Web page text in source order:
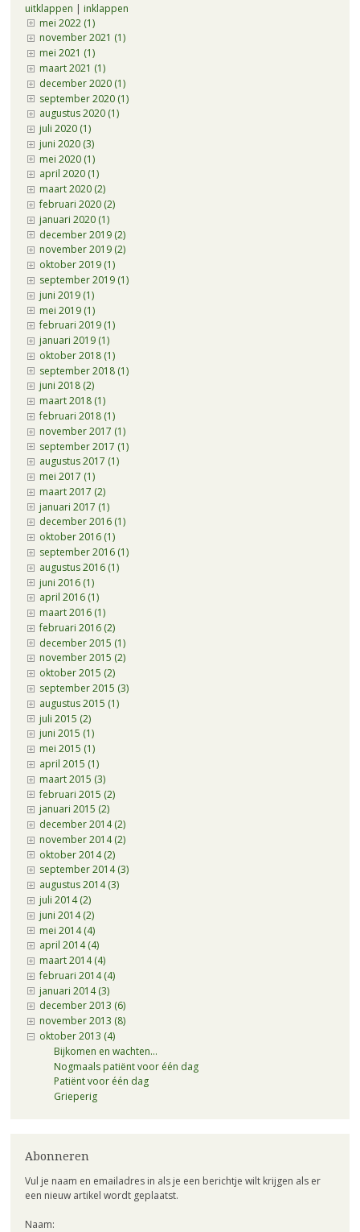
uitklappen | inklappen
mei 2022 (1)
november 2021 (1)
mei 2021 (1)
maart 2021 (1)
december 2020 (1)
september 2020 (1)
augustus 2020 (1)
juli 2020 (1)
juni 2020 (3)
mei 2020 (1)
april 2020 (1)
maart 2020 (2)
februari 2020 (2)
januari 2020 (1)
december 2019 (2)
november 2019 (2)
oktober 2019 (1)
september 2019 (1)
juni 2019 (1)
mei 2019 (1)
februari 2019 (1)
januari 2019 (1)
oktober 2018 (1)
september 2018 (1)
juni 2018 (2)
maart 2018 (1)
februari 2018 (1)
november 2017 (1)
september 2017 (1)
augustus 2017 (1)
mei 2017 (1)
maart 2017 (2)
januari 2017 (1)
december 2016 (1)
oktober 2016 (1)
september 2016 (1)
augustus 2016 (1)
juni 2016 (1)
april 2016 (1)
maart 2016 (1)
februari 2016 (2)
december 2015 (1)
november 2015 (2)
oktober 2015 (2)
september 2015 (3)
augustus 2015 (1)
juli 2015 (2)
juni 2015 (1)
mei 2015 (1)
april 2015 (1)
maart 2015 (3)
februari 2015 (2)
januari 2015 (2)
december 2014 (2)
november 2014 (2)
oktober 2014 (2)
september 2014 (3)
augustus 2014 (3)
juli 2014 (2)
juni 2014 (2)
mei 2014 (4)
april 2014 (4)
maart 2014 (4)
februari 2014 (4)
januari 2014 (3)
december 2013 (6)
november 2013 (8)
oktober 2013 (4)
Bijkomen en wachten…
Nogmaals patiënt voor één dag
Patiënt voor één dag
Grieperig
Abonneren
Vul je naam en emailadres in als je een berichtje wilt krijgen als er
een nieuw artikel wordt geplaatst.
Naam: